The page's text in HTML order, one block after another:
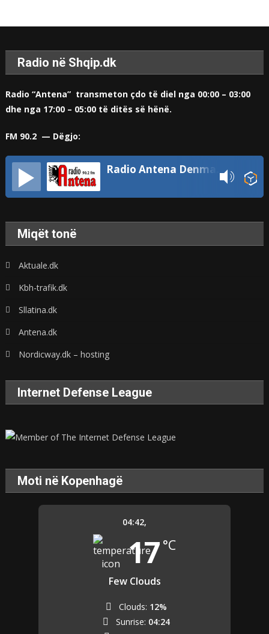
Radio në Shqip.dk
Radio “Antena” transmeton çdo të diel nga 00:00 – 03:00
dhe nga 17:00 – 05:00 të ditës së hënë.
FM 90.2 — Dëgjo:
Radio Antena Denmark
Miqët tonë
Aktuale.dk
Kbh-trafik.dk
Sllatina.dk
Antena.dk
Nordicway.dk – hosting
Internet Defense League
Moti në Kopenhagë
04:42,
17 °C
Few Clouds
Clouds: 12%
Sunrise: 04:24